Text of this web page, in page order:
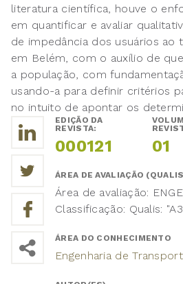
literatura científica, houve o
em quantificar e avaliar
de impedância dos usuários ao
em Belém, com o auxílio de
a população, com
usando-a para definir critérios
no intuito de apontar os
EDIÇÃO DA
REVISTA:
000121 01
ÁREA DE AVALIAÇÃO
Área de avaliação:
Classificação: Qualis:
ÁREA DO CONHECIMENTO
Engenharia de